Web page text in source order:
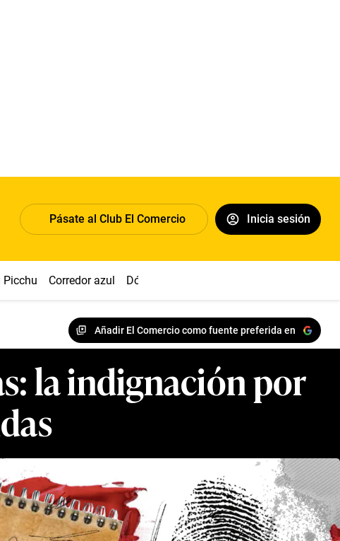
Pásate al Club El Comercio Inicia sesión
Picchu Corredor azul Dólar
Añadir El Comercio como fuente preferida en
la indignación por